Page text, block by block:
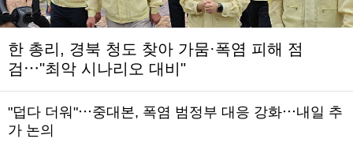
한 총리, 경북 청도 찾아 가뭄·폭염 피해 점
검⋯"최악 시나리오 대비"
"덥다 더워"⋯중대본, 폭염 범정부 대응 강화⋯내일 추
가 논의